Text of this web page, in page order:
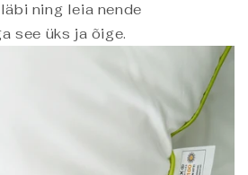
ning leia nende
see üks ja õige.